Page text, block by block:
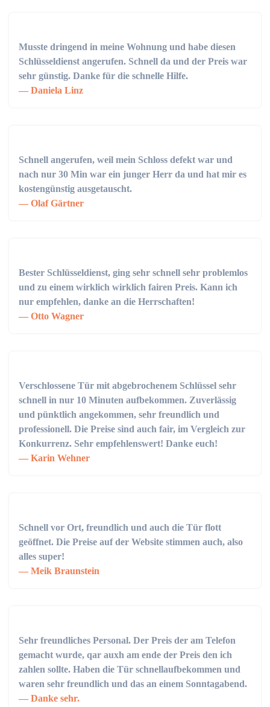
Musste dringend in meine Wohnung und habe diesen
Schlüsseldienst angerufen. Schnell da und der Preis war
sehr günstig. Danke für die schnelle Hilfe.
Daniela Linz
Schnell angerufen, weil mein Schloss defekt war und
nach nur 30 Min war ein junger Herr da und hat mir es
kostengünstig ausgetauscht.
Olaf Gärtner
Bester Schlüsseldienst, ging sehr schnell sehr problemlos
und zu einem wirklich wirklich fairen Preis. Kann ich
nur empfehlen, danke an die Herrschaften!
Otto Wagner
Verschlossene Tür mit abgebrochenem Schlüssel sehr
schnell in nur 10 Minuten aufbekommen. Zuverlässig
und pünktlich angekommen, sehr freundlich und
professionell. Die Preise sind auch fair, im Vergleich zur
Konkurrenz. Sehr empfehlenswert! Danke euch!
Karin Wehner
Schnell vor Ort, freundlich und auch die Tür flott
geöffnet. Die Preise auf der Website stimmen auch, also
alles super!
Meik Braunstein
Sehr freundliches Personal. Der Preis der am Telefon
gemacht wurde, qar auxh am ende der Preis den ich
zahlen sollte. Haben die Tür schnellaufbekommen und
waren sehr freundlich und das an einem Sonntagabend.
Danke sehr.